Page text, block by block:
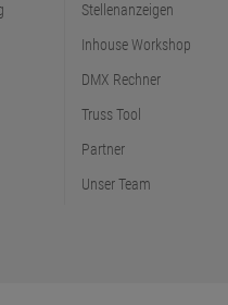
Stellenanzeigen
Inhouse Workshop
DMX Rechner
Truss Tool
Partner
Unser Team